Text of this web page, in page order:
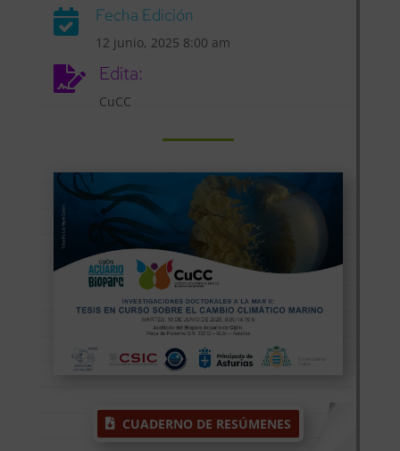
 Fecha Edición
12 junio, 2025 8:00 am
 Edita:
CuCC
CUADERNO DE RESÚMENES